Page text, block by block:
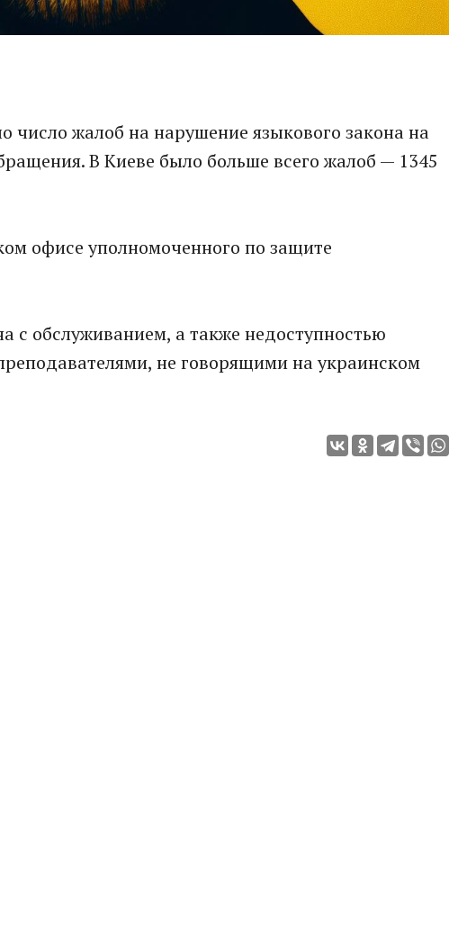
число жалоб на нарушение языкового закона на
В Киеве было больше всего жалоб — 1345
офисе уполномоченного по защите
с обслуживанием, а также недоступностью
не говорящими на украинском